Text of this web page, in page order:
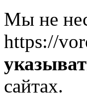
Мы не
https://
сайтах.